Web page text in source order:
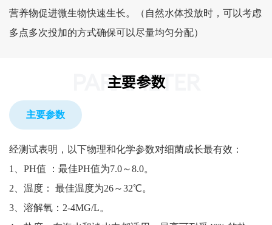
营养物促进微生物快速生长。（自然水体投放时，可以考虑
多点多次投加的方式确保可以尽量均匀分配）
主要参数
PARAMETER
主要参数
经测试表明，以下物理和化学参数对细菌成长最有效：
1、PH值 ：最佳PH值为7.0～8.0。
2、温度： 最佳温度为26～32℃。
3、溶解氧：2-4MG/L。